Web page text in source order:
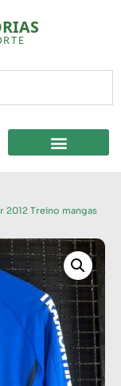
2012 Treino mangas